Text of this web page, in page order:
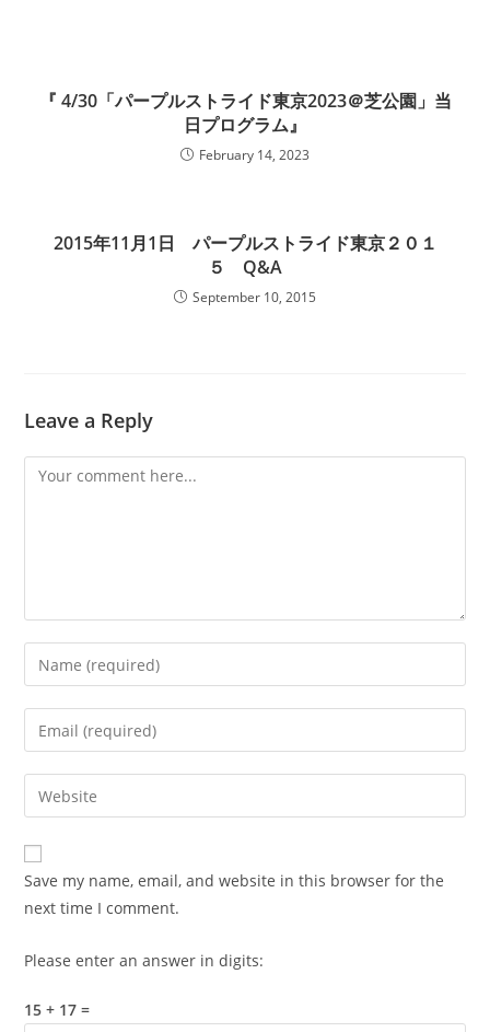
『 4/30「パープルストライド東京2023＠芝公園」当
日プログラム』
February 14, 2023
2015年11月1日 パープルストライド東京２０１
５ Q&A
September 10, 2015
Leave a Reply
Comment
Enter
your
name
comment
Enter
your
email
address
comment
Enter
your
website
URL
(optional)
Save my name, email, and website in this browser for the
next time I comment.
Please enter an answer in digits:
15 + 17 =